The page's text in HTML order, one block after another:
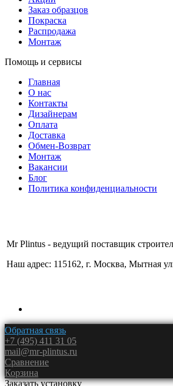
Заказ образцов
Покраска
Распродажа
Монтаж
Помощь и сервисы
Главная
О нас
Контакты
Дизайнерам
Оплата
Доставка
Обмен-Возврат
Монтаж
Вакансии
Блог
Политика конфиденциальности
Mr Plintus - ведущий поставщик
Наш адрес: 115162, г. Москва, Мытная
Обратная связь
+7 (495) 411 31 05
mail@mr-plintus.ru
Сравнение
Корзина
Заказать установку